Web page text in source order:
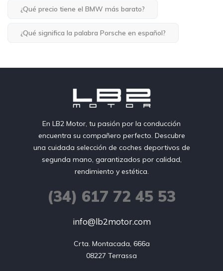
¿Qué precio tiene el BMW más barato?
¿Qué significa la palabra Porsche en español?
En LB2 Motor, tu pasión por la conducción
encuentra su compañero perfecto. Descubre
una cuidada selección de coches deportivos de
segunda mano, garantizados por calidad,
rendimiento y estética.
(34) 617 72 45 53
info@lb2motor.com
Crta. Montacada, 666a
08227 Terrassa